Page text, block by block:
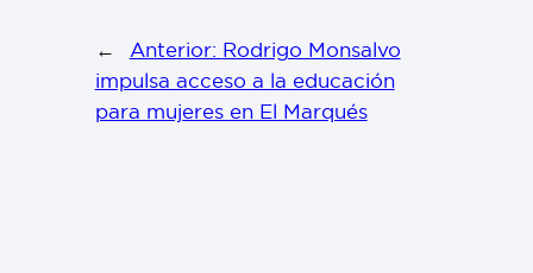
← Anterior: Rodrigo Monsalvo
impulsa acceso a la educación
para mujeres en El Marqués